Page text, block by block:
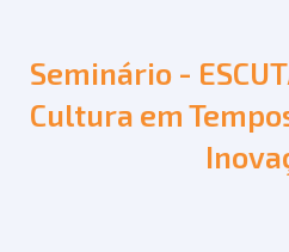
Seminário -
Cultura em